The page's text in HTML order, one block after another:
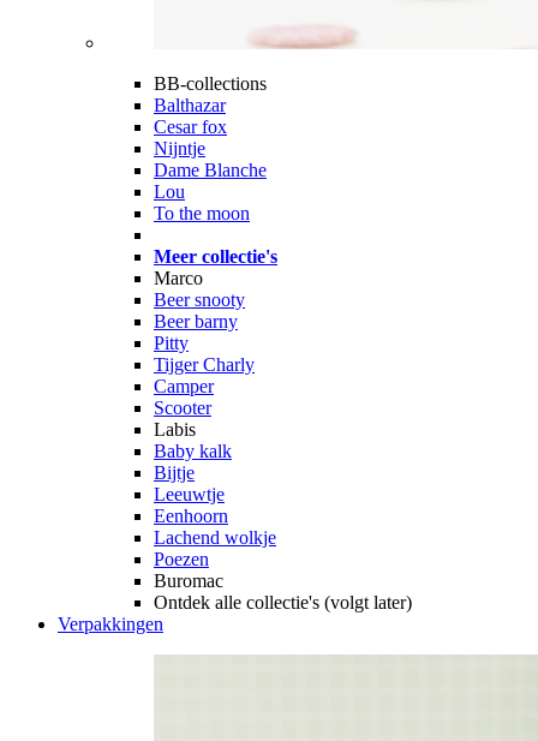
BB-collections
Balthazar
Cesar fox
Nijntje
Dame Blanche
Lou
To the moon
Meer collectie's
Marco
Beer snooty
Beer barny
Pitty
Tijger Charly
Camper
Scooter
Labis
Baby kalk
Bijtje
Leeuwtje
Eenhoorn
Lachend wolkje
Poezen
Buromac
Ontdek alle collectie's (volgt later)
Verpakkingen